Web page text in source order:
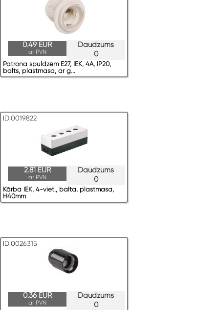
Daudzums
0
0.49 EUR
ar PVN
Patrona spuldzēm E27, IEK, 4A, IP20,
balts, plastmasa, ar g...
ID:0019822
Daudzums
0
2.81 EUR
ar PVN
Kārba IEK, 4-viet., balta, plastmasa,
H40mm
ID:0026315
Daudzums
0
0.36 EUR
ar PVN